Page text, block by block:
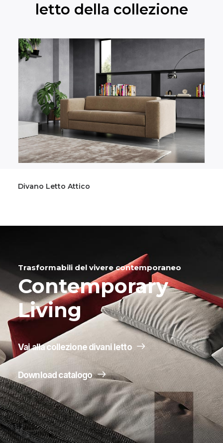
letto della collezione
Divano Letto Marechiaro
Trasformabili del vivere contemporaneo
Contemporary
Living
Vai alla collezione divani letto
Download catalogo